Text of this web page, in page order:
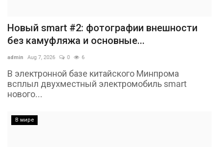
Новый smart #2: фотографии внешности
без камуфляжа и основные...
admin Aug 7, 2026 0 6
В электронной базе китайского Минпрома
всплыл двухместный электромобиль smart
нового...
В мире